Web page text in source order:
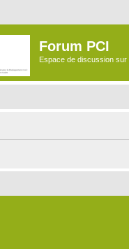
Forum PCI
Espace de discussion